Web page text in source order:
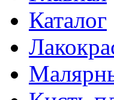
Каталог